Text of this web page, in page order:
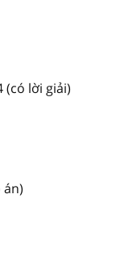
(có lời giải)